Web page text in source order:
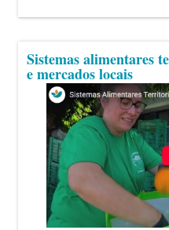
Sistemas alimentares
e mercados locais